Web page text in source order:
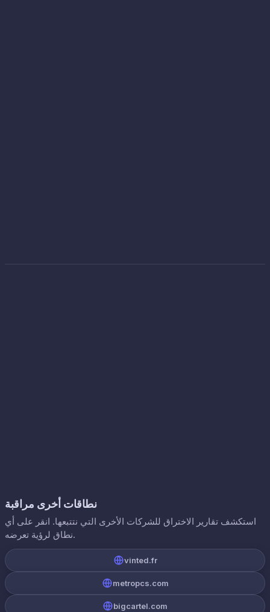
نطاقات أخرى مراقبة
استكشف تقارير الاختراق للشركات الأخرى التي نتتبعها. انقر على أي
نطاق لرؤية تعرضه.
vinted.fr
metropcs.com
bigcartel.com